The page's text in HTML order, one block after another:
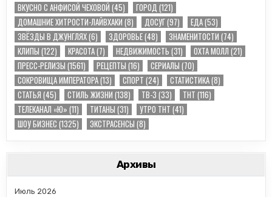
ВКУСНО С АНФИСОЙ ЧЕХОВОЙ (45) ГОРОД (121)
ДОМАШНИЕ ХИТРОСТИ-ЛАЙВХАКИ (8) ДОСУГ(97) ЕДА(53)
ЗВЁЗДЫ В ДЖУНГЛЯХ(6) ЗДОРОВЬЕ(48) ЗНАМЕНИТОСТИ (74)
КЛИПЫ (122) КРАСОТА(7) НЕДВИЖИМОСТЬ (31) ОХТА МОЛЛ (21)
ПРЕСС-РЕЛИЗЫ (1561) РЕЦЕПТЫ (16) СЕРИАЛЫ (70)
СОКРОВИЩА ИМПЕРАТОРА(13) СПОРТ (24) СТАТИСТИКА(8)
СТАТЬЯ (45) СТИЛЬ ЖИЗНИ (138) ТВ-3 (33) ТНТ (116)
ТЕЛЕКАНАЛ «Ю» (11) ТИТАНЫ (31) УТРО ТНТ (41)
ШОУ БИЗНЕС (1325) ЭКСТРАСЕНСЫ (8)
Архивы
Июль 2026